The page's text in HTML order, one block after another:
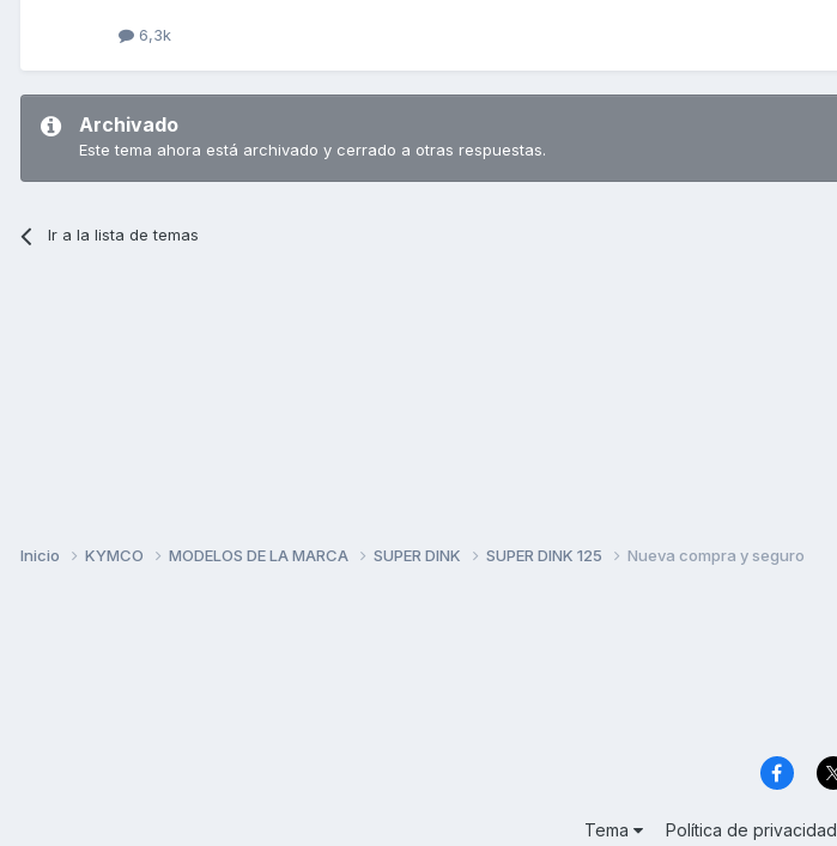
6,3k
Archivado
Este tema ahora está archivado y cerrado a otras respuestas.
Ir a la lista de temas
Inicio KYMCO MODELOS DE LA MARCA SUPER DINK SUPER DINK 125 Nueva compra y seguro
Tema Política de privacidad